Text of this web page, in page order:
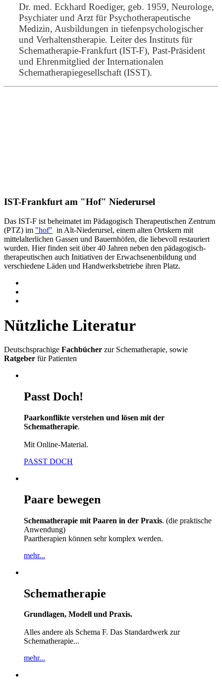
Dr. med. Eckhard Roediger, geb. 1959, Neurologe,
Psychiater und Arzt für Psychotherapeutische
Medizin, Ausbildungen in tiefenpsychologischer
und Verhaltenstherapie. Leiter des Instituts für
Schematherapie-Frankfurt (IST-F), Past-Präsident
und Ehrenmitglied der Internationalen
Schematherapiegesellschaft (ISST).
IST-Frankfurt am "Hof" Niederursel
Das IST-F ist beheimatet im Pädagogisch Therapeutischen Zentrum
(PTZ) im "hof" in Alt-Niederursel, einem alten Ortskern mit
mittelalterlichen Gassen und Bauernhöfen, die liebevoll restauriert
wurden. Hier finden seit über 40 Jahren neben den pädagogisch-
therapeutischen auch Initiativen der Erwachsenenbildung und
verschiedene Läden und Handwerksbetriebe ihren Platz.
Nützliche Literatur
Deutschsprachige Fachbücher zur Schematherapie, sowie
Ratgeber für Patienten
Passt Doch!
Paarkonflikte verstehen und lösen mit der
Schematherapie.
Mit Online-Material.
PASST DOCH
Paare bewegen
Schematherapie mit Paaren in der Praxis. (die praktische
Anwendung)
Paartherapien können sehr komplex werden.
mehr...
Schematherapie
Grundlagen, Modell und Praxis.
Alles andere als Schema F. Das Standardwerk zur
Schematherapie...
mehr...